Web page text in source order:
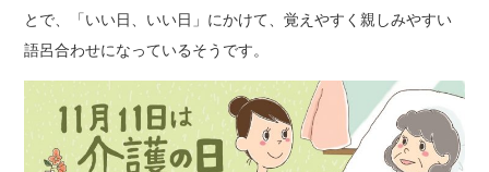
とで、「いい日、いい日」にかけて、覚えやすく親しみやすい
語呂合わせになっているそうです。